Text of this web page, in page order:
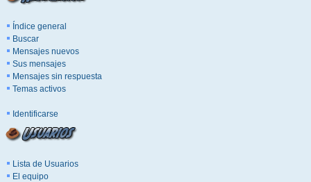
Índice general
Buscar
Mensajes nuevos
Sus mensajes
Mensajes sin respuesta
Temas activos
Identificarse
Lista de Usuarios
El equipo